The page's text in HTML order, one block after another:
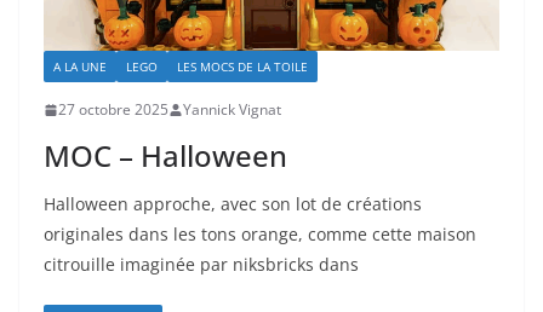
A LA UNE LEGO LES MOCS DE LA TOILE
27 octobre 2025 Yannick Vignat
MOC – Halloween
Halloween approche, avec son lot de créations
originales dans les tons orange, comme cette maison
citrouille imaginée par niksbricks dans